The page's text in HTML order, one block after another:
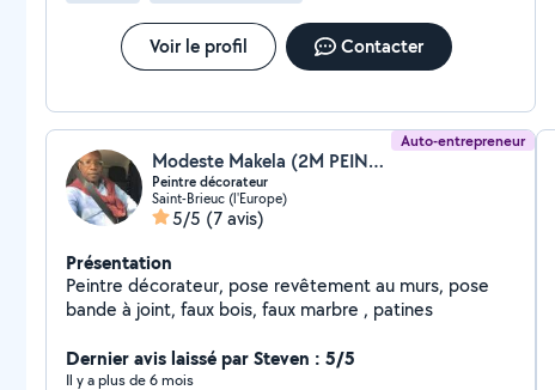
Voir le profil Contacter
Auto-entrepreneur
Modeste Makela (2M PEINTURE DECO)
Peintre décorateur
Saint-Brieuc (l'Europe)
5/5 (7 avis)
Présentation
Peintre décorateur, pose revêtement au murs, pose
bande à joint, faux bois, faux marbre , patines
Dernier avis laissé par Steven : 5/5
Il y a plus de 6 mois